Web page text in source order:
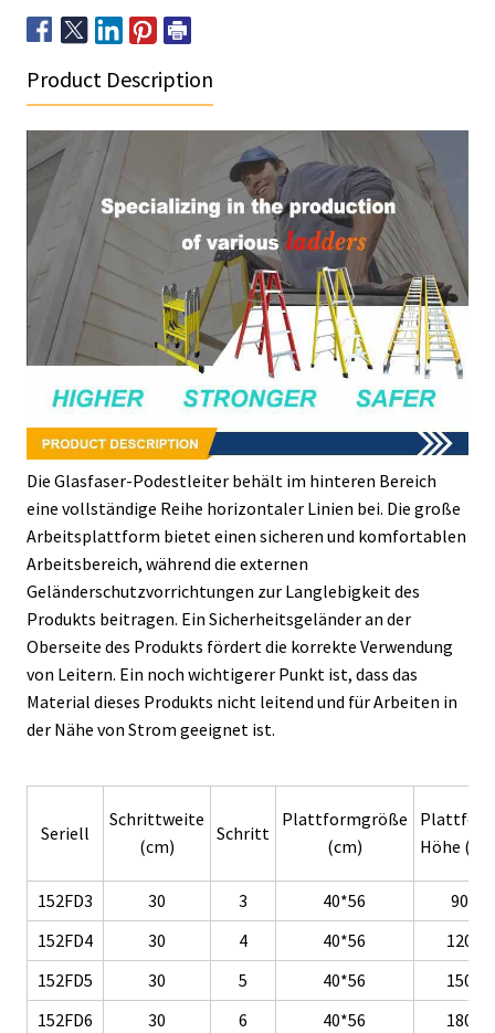
Product Description
Die Glasfaser-Podestleiter behält im hinteren Bereich
eine vollständige Reihe horizontaler Linien bei. Die große
Arbeitsplattform bietet einen sicheren und komfortablen
Arbeitsbereich, während die externen
Geländerschutzvorrichtungen zur Langlebigkeit des
Produkts beitragen. Ein Sicherheitsgeländer an der
Oberseite des Produkts fördert die korrekte Verwendung
von Leitern. Ein noch wichtigerer Punkt ist, dass das
Material dieses Produkts nicht leitend und für Arbeiten in
der Nähe von Strom geeignet ist.
Seriell
Schrittweite
(cm)
Schritt
Plattformgröße
(cm)
Höhe
152FD3 30 3 40*56
90
152FD4
30 4 40*56
120
152FD5
30 5 40*56
150
152FD6
30 6 40*56
180